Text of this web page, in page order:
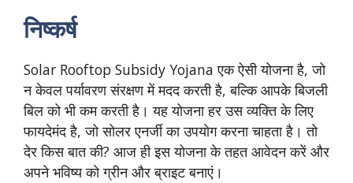
निष्कर्ष
Solar Rooftop Subsidy Yojana एक ऐसी योजना है, जो
न केवल पर्यावरण संरक्षण में मदद करती है, बल्कि आपके बिजली
बिल को भी कम करती है। यह योजना हर उस व्यक्ति के लिए
फायदेमंद है, जो सोलर एनर्जी का उपयोग करना चाहता है। तो
देर किस बात की? आज ही इस योजना के तहत आवेदन करें और
अपने भविष्य को ग्रीन और ब्राइट बनाएं।